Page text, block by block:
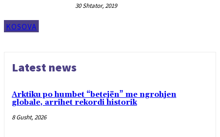
KOSOVA
30 Shtator, 2019
Latest news
Arktiku po humbet “betejën” me ngrohjen
globale, arrihet rekordi historik
8 Gusht, 2026